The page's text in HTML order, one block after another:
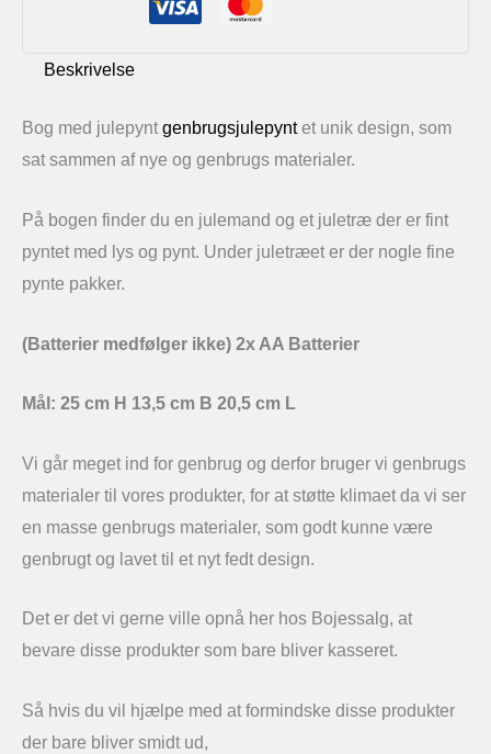
Beskrivelse
Bog med julepyntgenbrugsjulepyntet unik design, som
sat sammen af nye og genbrugs materialer.
På bogen finder du en julemand og et juletræ der er fint
pyntet med lys og pynt. Under juletræet er der nogle fine
pynte pakker.
(Batterier medfølger ikke) 2x AA Batterier
Mål: 25 cm H 13,5 cm B 20,5 cm L
Vi går meget ind for genbrug og derfor bruger vi genbrugs
materialer til vores produkter, for at støtte klimaet da vi ser
en masse genbrugs materialer, som godt kunne være
genbrugt og lavet til et nyt fedt design.
Det er det vi gerne ville opnå her hos Bojessalg, at
bevare disse produkter som bare bliver kasseret.
Så hvis du vil hjælpe med at formindske disse produkter
der bare bliver smidt ud,